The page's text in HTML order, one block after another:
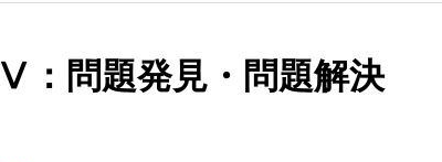
Ⅴ：問題発見・問題解決